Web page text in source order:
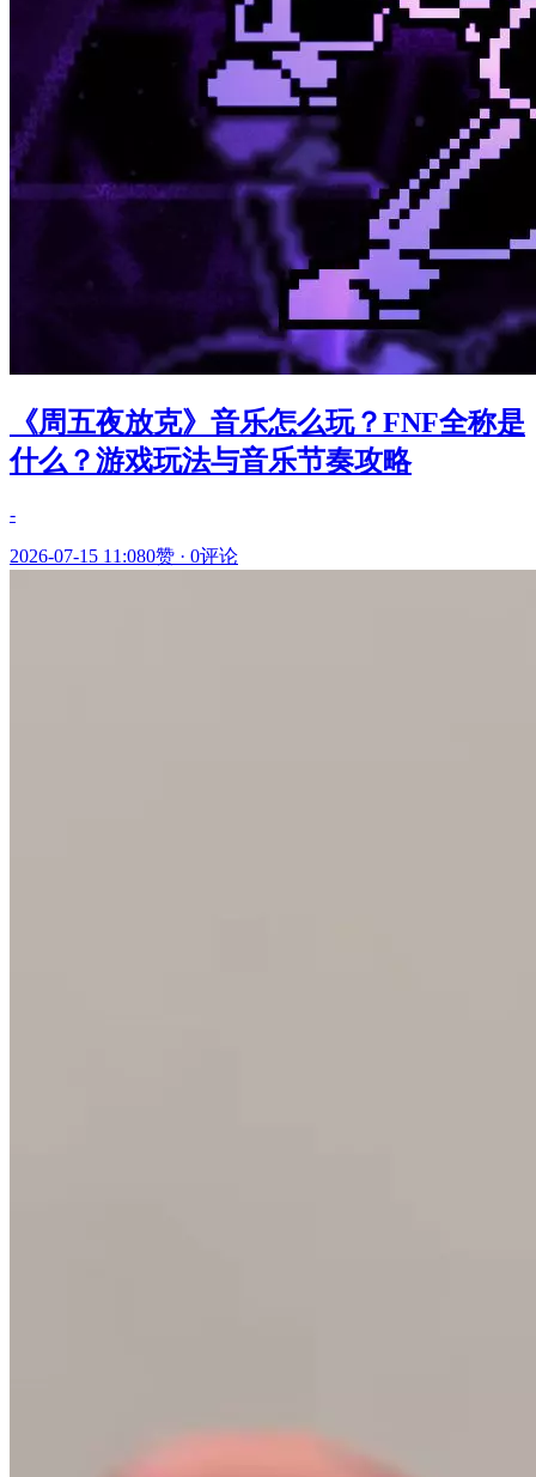
《周五夜放克》音乐怎么玩？FNF全称是
什么？游戏玩法与音乐节奏攻略
-
2026-07-15 11:080赞 · 0评论